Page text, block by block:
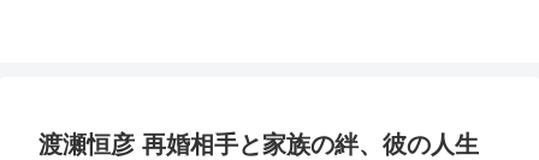
渡瀬恒彦 再婚相手と家族の絆、彼の人生